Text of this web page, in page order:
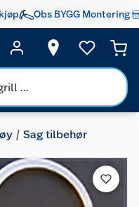
Obs BYGG Montering
Sag tilbehør